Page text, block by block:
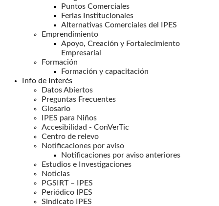
Puntos Comerciales
Ferias Institucionales
Alternativas Comerciales del IPES
Emprendimiento
Apoyo, Creación y Fortalecimiento
Empresarial
Formación
Formación y capacitación
Info de Interés
Datos Abiertos
Preguntas Frecuentes
Glosario
IPES para Niños
Accesibilidad - ConVerTic
Centro de relevo
Notificaciones por aviso
Notificaciones por aviso anteriores
Estudios e Investigaciones
Noticias
PGSIRT – IPES
Periódico IPES
Sindicato IPES